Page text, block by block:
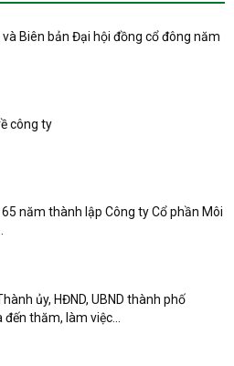
và Biên bản Đại hội đồng cổ đông năm
công ty
65 năm thành lập Công ty Cổ phần Môi
ủy, HĐND, UBND thành phố
thăm, làm việc...